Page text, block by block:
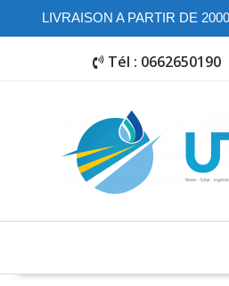
LIVRAISON A PARTIR DE
Tél : 0662650190